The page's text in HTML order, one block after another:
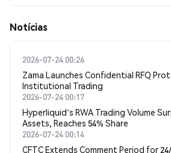
​​Notícias​​
2026-07-24 00:26
Zama Launches Confidential RFQ
Institutional Trading
2026-07-24 00:17
Hyperliquid's RWA Trading Volume
Assets, Reaches 54% Share
2026-07-24 00:14
CFTC Extends Comment Period for